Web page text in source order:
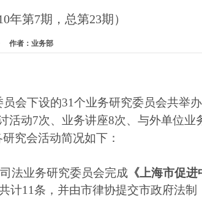
年第7期，总第23期）
作者：业务部
员会下设的31个业务研究委员会共举
活动7次、业务讲座8次、与外单位业
究会活动简况如下：
法业务研究委员会完成 《上海市促进
计11条，并由市律协提交市政府法制